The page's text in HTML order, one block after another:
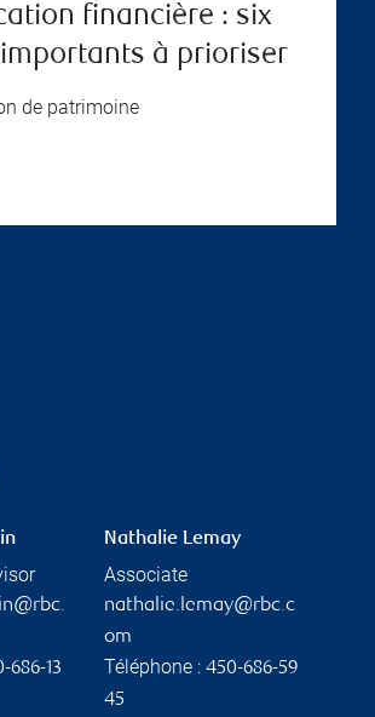
financière : six
à prioriser
de patrimoine
686-13
Nathalie Lemay
Associate
nathalie.lemay@rbc.c
om
Téléphone : 450-686-59
45